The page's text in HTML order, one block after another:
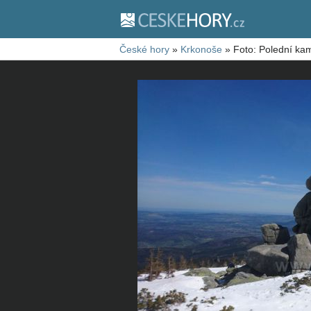
České hory » Krkonoše » Foto: Polední